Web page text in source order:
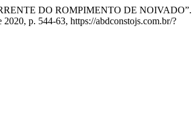
DO ROMPIMENTO DE NOIVADO”.
2020, p. 544-63, https://abdconstojs.com.br/?